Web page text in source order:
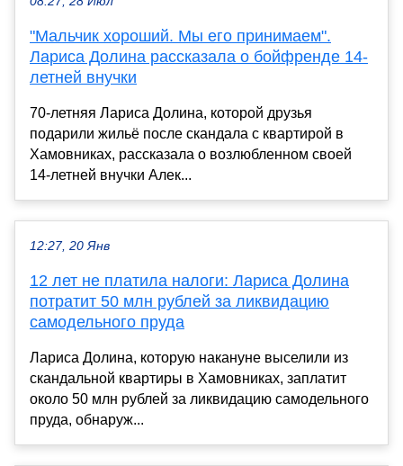
"Мальчик хороший. Мы его принимаем".
Лариса Долина рассказала о бойфренде 14-
летней внучки
70-летняя Лариса Долина, которой друзья
подарили жильё после скандала с квартирой в
Хамовниках, рассказала о возлюбленном своей
14-летней внучки Алек...
12:27, 20 Янв
12 лет не платила налоги: Лариса Долина
потратит 50 млн рублей за ликвидацию
самодельного пруда
Лариса Долина, которую накануне выселили из
скандальной квартиры в Хамовниках, заплатит
около 50 млн рублей за ликвидацию самодельного
пруда, обнаруж...